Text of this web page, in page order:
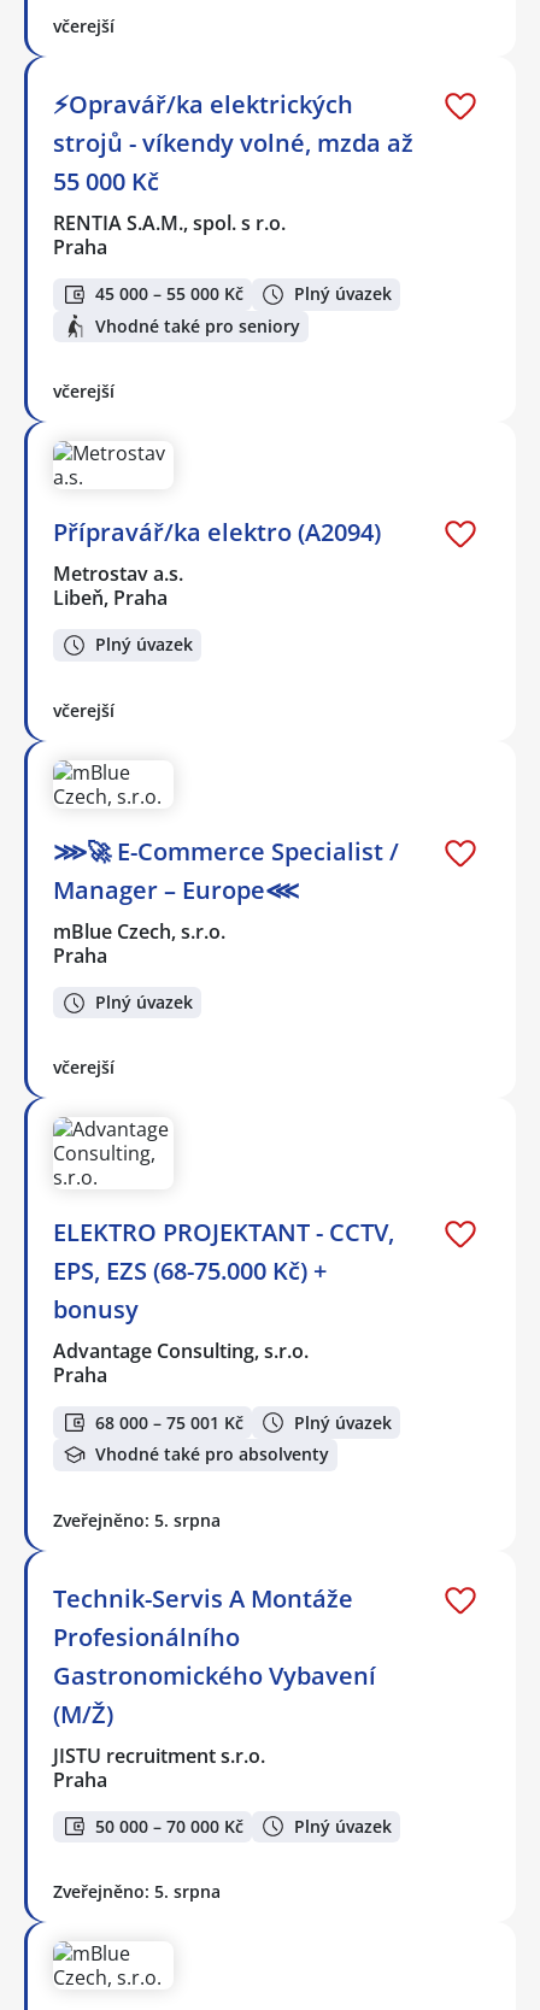
včerejší
⚡Opravář/ka elektrických
strojů - víkendy volné, mzda až
55 000 Kč
RENTIA S.A.M., spol. s r.o.
Praha
45 000 – 55 000 Kč
Plný úvazek
Vhodné také pro seniory
včerejší
Přípravář/ka elektro (A2094)
Metrostav a.s.
Libeň, Praha
Plný úvazek
včerejší
⋙🚀 E-Commerce Specialist /
Manager – Europe⋘
mBlue Czech, s.r.o.
Praha
Plný úvazek
včerejší
ELEKTRO PROJEKTANT - CCTV,
EPS, EZS (68-75.000 Kč) +
bonusy
Advantage Consulting, s.r.o.
Praha
68 000 – 75 001 Kč
Plný úvazek
Vhodné také pro absolventy
Zveřejněno: 5. srpna
Technik-Servis A Montáže
Profesionálního
Gastronomického Vybavení
(M/Ž)
JISTU recruitment s.r.o.
Praha
50 000 – 70 000 Kč Plný úvazek
Zveřejněno: 5. srpna